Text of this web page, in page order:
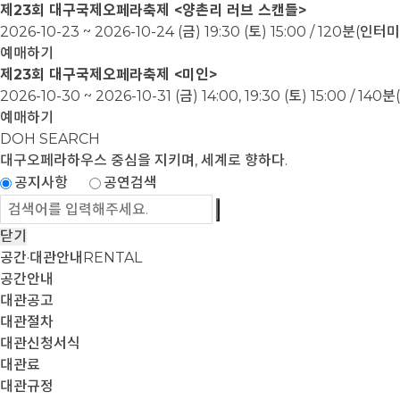
제23회 대구국제오페라축제 <양촌리 러브 스캔들>
2026-10-23 ~ 2026-10-24 (금) 19:30 (토) 15:00 / 120분(인터
예매하기
제23회 대구국제오페라축제 <미인>
2026-10-30 ~ 2026-10-31 (금) 14:00, 19:30 (토) 15:00 / 140분
예매하기
DOH SEARCH
대구오페라하우스 중심을 지키며, 세계로 향하다.
공지사항
공연검색
닫기
공간·대관안내 RENTAL
공간안내
대관공고
대관절차
대관신청서식
대관료
대관규정